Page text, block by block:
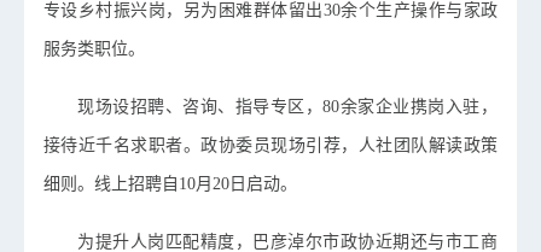
专设乡村振兴岗，另为困难群体留出30余个生产操作与家政
服务类职位。
现场设招聘、咨询、指导专区，80余家企业携岗入驻，
接待近千名求职者。政协委员现场引荐，人社团队解读政策
细则。线上招聘自10月20日启动。
为提升人岗匹配精度，巴彦淖尔市政协近期还与市工商